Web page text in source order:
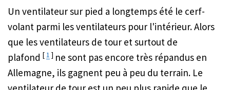
Un ventilateur sur pied a longtemps été le cerf-
volant parmi les ventilateurs pour l'intérieur. Alors
que les ventilateurs de tour et surtout de
plafond [1 ] ne sont pas encore très répandus en
Allemagne, ils gagnent peu à peu du terrain. Le